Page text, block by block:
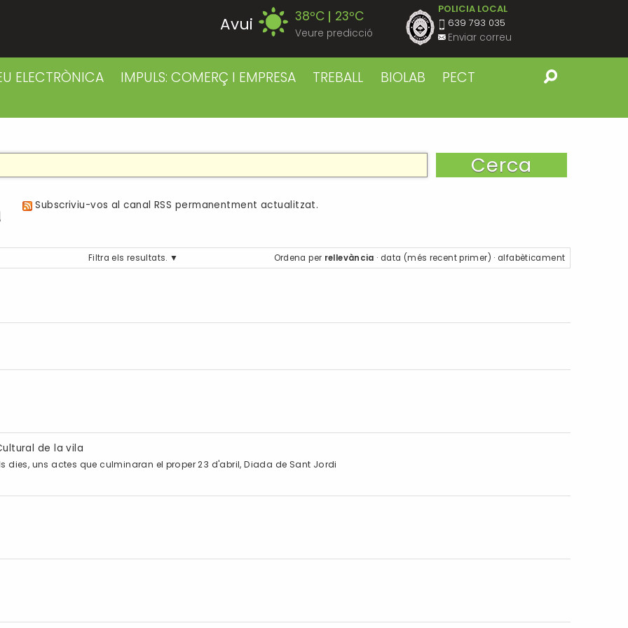
Avui 38ºC 23ºC
Veure predicció
Dijous 37ºC 23ºC
Dissabte
39ºC 22ºC
POLICIA LOCAL
639 793 035
Enviar correu
ELECTRÒNICA IMPULS: COMERÇ I EMPRESA TREBALL BIOLAB
PECT
Subscriviu-vos al canal RSS permanentment actualitzat.
Filtra els resultats. Ordena per rellevància · data (més recent primer) · alfabèticament
de la vila
uns actes que culminaran el proper 23 d'abril, Diada de Sant Jordi